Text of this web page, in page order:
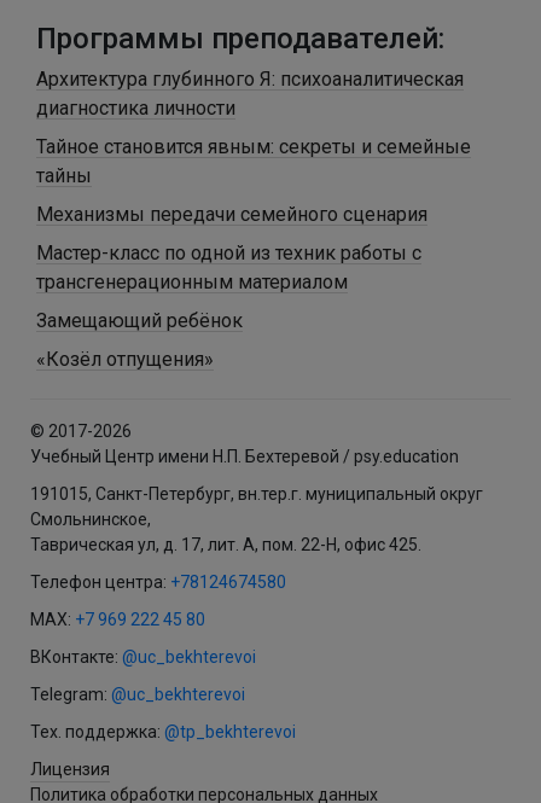
Программы преподавателей:
Архитектура глубинного Я: психоаналитическая
диагностика личности
Тайное становится явным: секреты и семейные
тайны
Механизмы передачи семейного сценария
Мастер-класс по одной из техник работы с
трансгенерационным материалом
Замещающий ребёнок
«Козёл отпущения»
© 2017-2026
Учебный Центр имени Н.П. Бехтеревой / psy.education
191015, Санкт-Петербург, вн.тер.г. муниципальный округ
Смольнинское,
Таврическая ул, д. 17, лит. А, пом. 22-Н, офис 425.
Телефон центра: +78124674580
MAX: +7 969 222 45 80
ВКонтакте: @uc_bekhterevoi
Telegram: @uc_bekhterevoi
Тех. поддержка: @tp_bekhterevoi
Лицензия
Политика обработки персональных данных